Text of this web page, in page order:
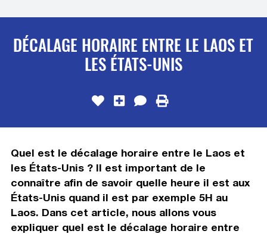
DÉCALAGE HORAIRE ENTRE LE LAOS ET
LES ÉTATS-UNIS
Quel est le décalage horaire entre le Laos et
les États-Unis ? Il est important de le
connaître afin de savoir quelle heure il est aux
États-Unis quand il est par exemple 5H au
Laos. Dans cet article, nous allons vous
expliquer quel est le décalage horaire entre